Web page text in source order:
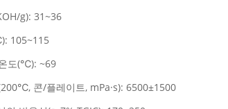
g): 31~36
105~115
도(℃): ~69
콘/플레이트, mPa·s): 6500±1500